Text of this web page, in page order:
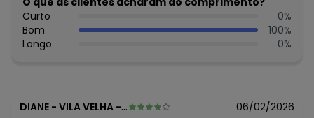
julho/2026
junho/2026 N/D*
maio/2026 N/D*
abril/2026 N/D*
Curto
0%
Bom
100%
Longo
0%
DIANE - VILA VELHA - ES 06/02/2026